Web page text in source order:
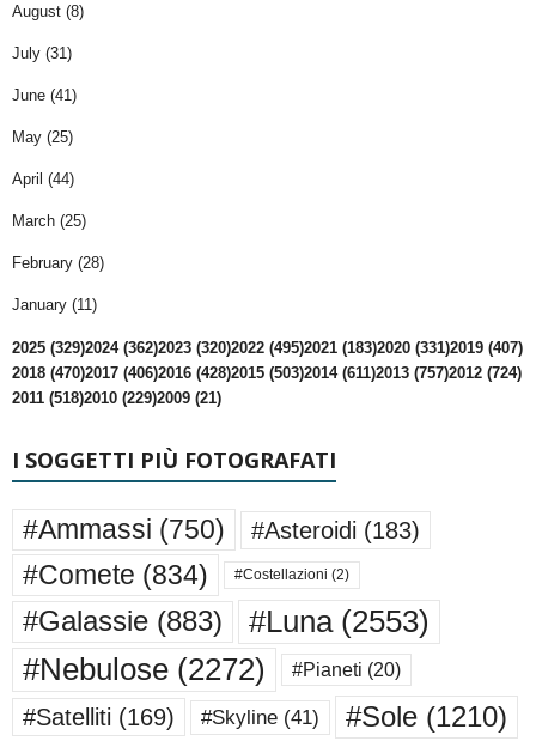
August (8)
July (31)
June (41)
May (25)
April (44)
March (25)
February (28)
January (11)
2025 (329)2024 (362)2023 (320)2022 (495)2021 (183)2020 (331)2019 (407)
2018 (470)2017 (406)2016 (428)2015 (503)2014 (611)2013 (757)2012 (724)
2011 (518)2010 (229)2009 (21)
I SOGGETTI PIÙ FOTOGRAFATI
#Ammassi (750) #Asteroidi (183)
#Comete (834) #Costellazioni (2)
#Galassie (883) #Luna(2553)
#Nebulose (2272) #Pianeti (20)
#Satelliti (169) #Skyline (41) #Sole (1210)